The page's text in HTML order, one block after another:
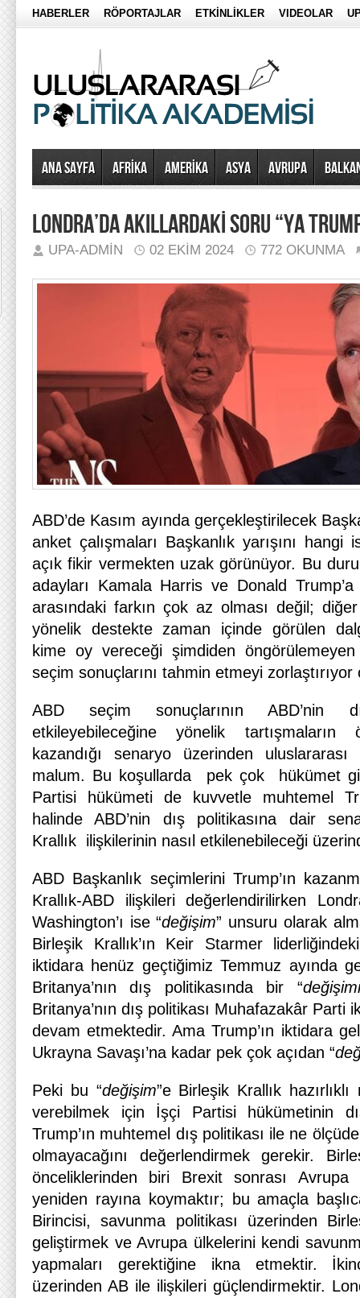
HABERLER RÖPORTAJLAR ETKİNLİKLER VIDEOLAR
Ana Sayfa AFRİKA AMERİKA ASYA AVRUPA
LONDRA’DA AKILLARDAKİ SORU “YA
UPA-ADMIN 02 EKIM 2024 772 OKUNMA
ABD’de Kasım ayında gerçekleştirilecek
anket çalışmaları Başkanlık yarışını hangi
açık fikir vermekten uzak görünüyor. Bu
adayları Kamala Harris ve Donald
arasındaki farkın çok az olması değil;
yönelik destekte zaman içinde görülen
kime oy vereceği şimdiden öngörülemeyen
seçim sonuçlarını tahmin etmeyi zorlaştırıyor
ABD seçim sonuçlarının ABD’nin
etkileyebileceğine yönelik tartışmaların
kazandığı senaryo üzerinden
malum. Bu koşullarda pek çok hükümet
Partisi hükümeti de kuvvetle muhtemel
halinde ABD’nin dış politikasına dair
Krallık ilişkilerinin nasıl etkilenebileceği
ABD Başkanlık seçimlerini Trump’ın
Krallık-ABD ilişkileri değerlendirilirken
Washington’ı ise “değişim” unsuru olarak
Birleşik Krallık’ın Keir Starmer
iktidara henüz geçtiğimiz Temmuz ayında
Britanya’nın dış politikasında bir “değişimi
Britanya’nın dış politikası Muhafazakâr Parti
devam etmektedir. Ama Trump’ın iktidara
Ukrayna Savaşı’na kadar pek çok açıdan “
Peki bu “değişim”e Birleşik Krallık
verebilmek için İşçi Partisi hükümetinin
Trump’ın muhtemel dış politikası ile ne
olmayacağını değerlendirmek gerekir.
önceliklerinden biri Brexit sonrası
yeniden rayına koymaktır; bu amaçla
Birincisi, savunma politikası üzerinden
geliştirmek ve Avrupa ülkelerini kendi
yapmaları gerektiğine ikna etmektir.
üzerinden AB ile ilişkileri güçlendirmektir.